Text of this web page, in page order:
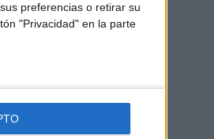
preferencias o retirar su
"Privacidad" en la parte